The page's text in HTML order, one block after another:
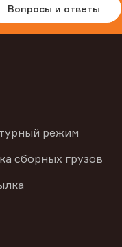
Вопросы и ответы
режим
сборных грузов